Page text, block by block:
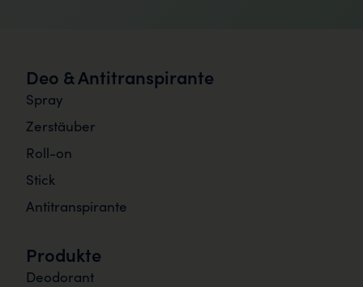
Deo & Antitranspirante
Spray
Zerstäuber
Roll-on
Stick
Antitranspirante
Produkte
Deodorant